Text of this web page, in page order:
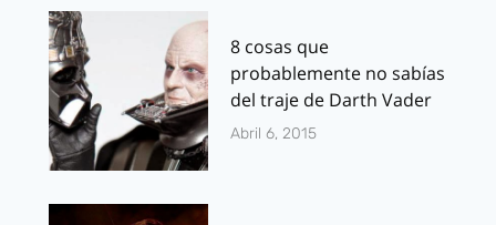
8 cosas que
probablemente no sabías
del traje de Darth Vader
Abril 6, 2015